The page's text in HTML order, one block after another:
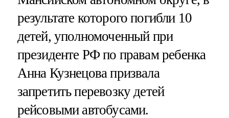
результате которого погибли 10
детей, уполномоченный при
президенте РФ по правам ребенка
Анна Кузнецова призвала
запретить перевозку детей
рейсовыми автобусами.